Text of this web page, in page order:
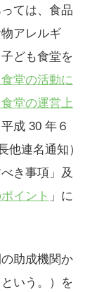
ては、食品
アレルギ
ども食堂を
堂の活動に
堂の運営上
平成 30 年６
他連名通知）
き事項」及
イント 」に
助成機関か
いう。）を